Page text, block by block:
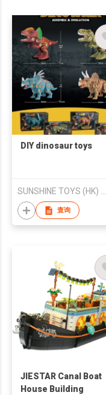
DIY dinosaur toys
SUNSHINE TOYS (HK) TRADE CO., LIMITED
查询
JIESTAR Canal Boat
House Building